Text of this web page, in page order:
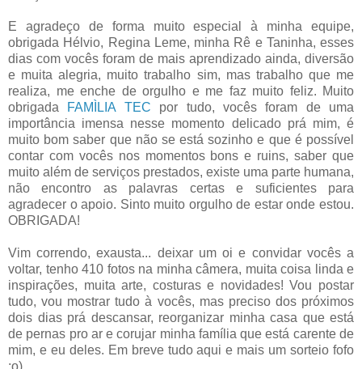
E agradeço de forma muito especial à minha equipe,
obrigada Hélvio, Regina Leme, minha Rê e Taninha, esses
dias com vocês foram de mais aprendizado ainda, diversão
e muita alegria, muito trabalho sim, mas trabalho que me
realiza, me enche de orgulho e me faz muito feliz. Muito
obrigada FAMÌLIA TEC por tudo, vocês foram de uma
importância imensa nesse momento delicado prá mim, é
muito bom saber que não se está sozinho e que é possível
contar com vocês nos momentos bons e ruins, saber que
muito além de serviços prestados, existe uma parte humana,
não encontro as palavras certas e suficientes para
agradecer o apoio. Sinto muito orgulho de estar onde estou.
OBRIGADA!
Vim correndo, exausta... deixar um oi e convidar vocês a
voltar, tenho 410 fotos na minha câmera, muita coisa linda e
inspirações, muita arte, costuras e novidades! Vou postar
tudo, vou mostrar tudo à vocês, mas preciso dos próximos
dois dias prá descansar, reorganizar minha casa que está
de pernas pro ar e corujar minha família que está carente de
mim, e eu deles. Em breve tudo aqui e mais um sorteio fofo